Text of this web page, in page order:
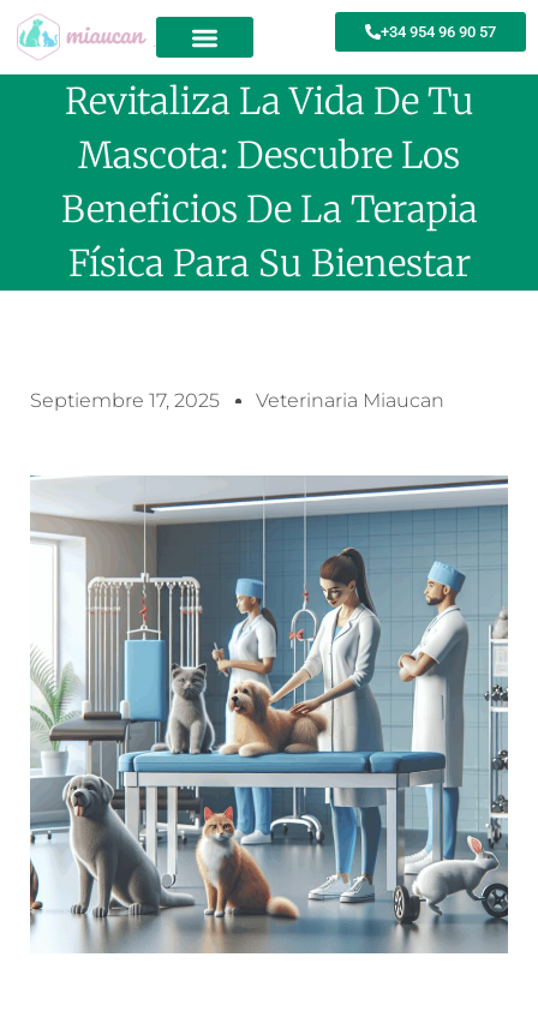
+34 954 96 90 57
Revitaliza La Vida De Tu
Mascota: Descubre Los
Beneficios De La Terapia
Física Para Su Bienestar
Septiembre 17, 2025 Veterinaria Miaucan